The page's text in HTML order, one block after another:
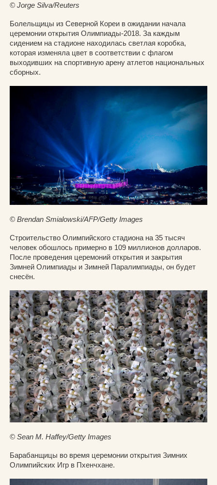
© Jorge Silva/Reuters
Болельщицы из Северной Кореи в ожидании начала
церемонии открытия Олимпиады-2018. За каждым
сидением на стадионе находилась светлая коробка,
которая изменяла цвет в соответствии с флагом
выходивших на спортивную арену атлетов национальных
сборных.
© Brendan Smialowski/AFP/Getty Images
Строительство Олимпийского стадиона на 35 тысяч
человек обошлось примерно в 109 миллионов долларов.
После проведения церемоний открытия и закрытия
Зимней Олимпиады и Зимней Паралимпиады, он будет
снесён.
© Sean M. Haffey/Getty Images
Барабанщицы во время церемонии открытия Зимних
Олимпийских Игр в Пхенчхане.